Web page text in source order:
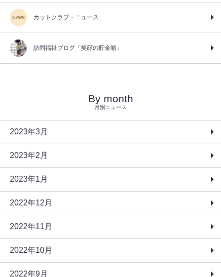
カットクラブ・ニュース
訪問福祉ブログ「笑顔の貯金箱」
By month
月別ニュース
2023年3月
2023年2月
2023年1月
2022年12月
2022年11月
2022年10月
2022年9月